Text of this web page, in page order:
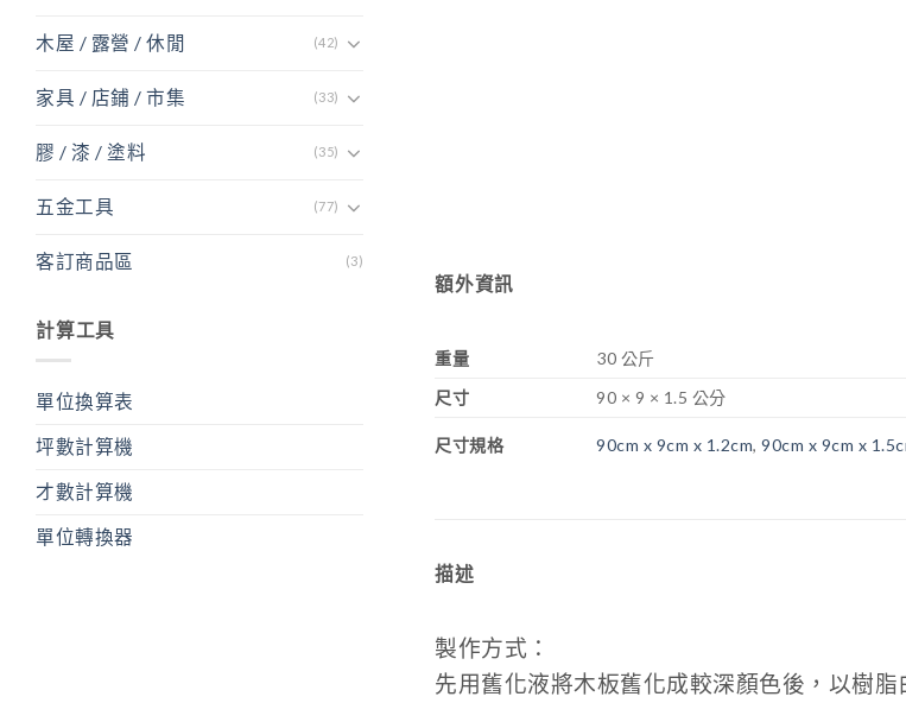
木屋 / 露營 / 休閒 (42)
家具 / 店鋪 / 市集 (33)
膠 / 漆 / 塗料 (35)
五金工具 (77)
客訂商品區 (3)
計算工具
單位換算表
坪數計算機
才數計算機
單位轉換器
額外資訊
重量
30 公斤
尺寸
90 × 9 × 1.5 公分
尺寸規格 90cm x 9cm x 1.2cm,90cm x 9cm x
描述
製作方式：
先用舊化液將木板舊化成較深顏色後，以樹